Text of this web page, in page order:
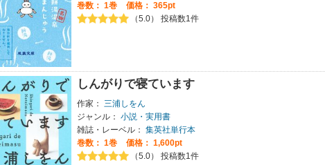
巻数： 1巻
価格： 365pt
（5.0） 投稿数1件
しんがりで寝ています
作家： 三浦しをん
ジャンル： 小説・実用書
雑誌・レーベル： 集英社単行本
巻数： 1巻
価格： 1,600pt
（5.0） 投稿数1件